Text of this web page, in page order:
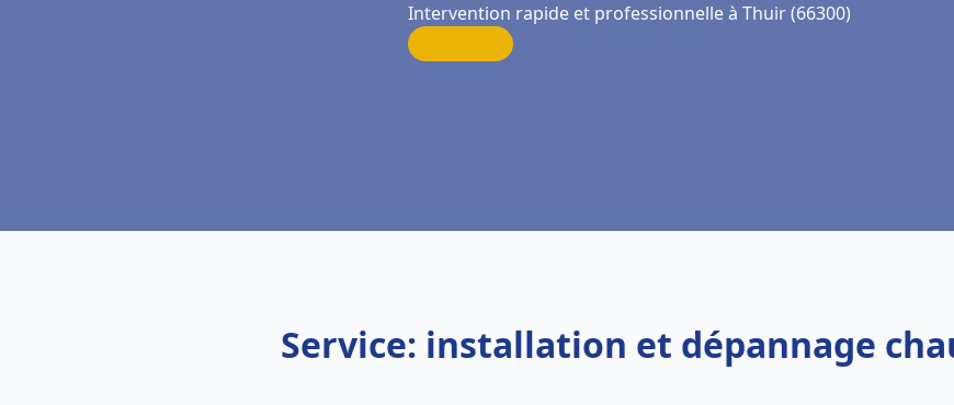
Intervention rapide et professionnelle à Thuir (66300)
Service: installation et dépannage